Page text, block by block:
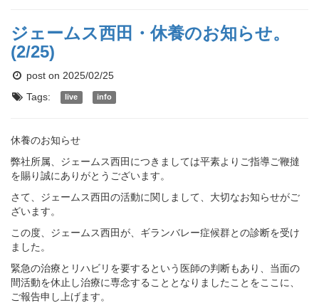
ジェームス西田・休養のお知らせ。
(2/25)
post on 2025/02/25
Tags:
live info
休養のお知らせ
弊社所属、ジェームス西田につきましては平素よりご指導ご鞭撻
を賜り誠にありがとうございます。
さて、ジェームス西田の活動に関しまして、大切なお知らせがご
ざいます。
この度、ジェームス西田が、ギランバレー症候群との診断を受け
ました。
緊急の治療とリハビリを要するという医師の判断もあり、当面の
間活動を休止し治療に専念することとなりましたことをここに、
ご報告申し上げます。